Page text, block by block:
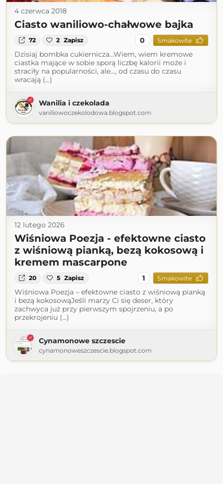
4 czerwca 2018
Ciasto waniliowo-chałwowe bajka
72 2 Zapisz 0 Smakowite
Dzisiaj bombka cukiernicza...Wiem, wiem kremowe
ciastka mające w sobie sporą liczbę kalorii może i
straciły na popularności, ale..., od czasu do czasu
wracają (...)
Wanilia i czekolada
vaniliowoczekolodowa.blogspot.com
12 lutego 2026
Wiśniowa Poezja - efektowne ciasto
z wiśniową pianką, bezą kokosową i
kremem mascarpone
20 5 Zapisz 1 Smakowite
Wiśniowa Poezja – efektowne ciasto z wiśniową pianką
i bezą kokosowąJeśli marzy Ci się deser, który
zachwyca już przy pierwszym spojrzeniu, a po
przekrojeniu (...)
Cynamonowe szczescie
cynamonoweszczescie.blogspot.com